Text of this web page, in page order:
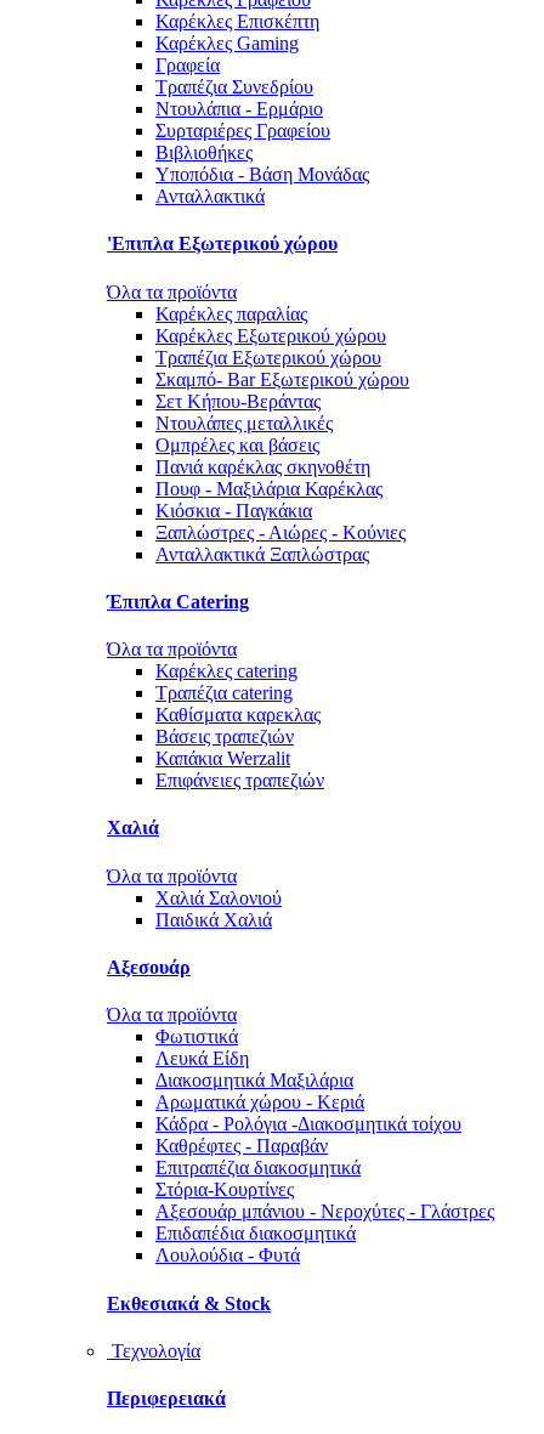
Καρέκλες Επισκέπτη
Καρέκλες Gaming
Γραφεία
Τραπέζια Συνεδρίου
Ντουλάπια - Ερμάριο
Συρταριέρες Γραφείου
Βιβλιοθήκες
Υποπόδια - Βάση Μονάδας
Ανταλλακτικά
'Επιπλα Εξωτερικού χώρου
Όλα τα προϊόντα
Καρέκλες παραλίας
Καρέκλες Εξωτερικού χώρου
Τραπέζια Εξωτερικού χώρου
Σκαμπό- Bar Εξωτερικού χώρου
Σετ Κήπου-Βεράντας
Ντουλάπες μεταλλικές
Ομπρέλες και βάσεις
Πανιά καρέκλας σκηνοθέτη
Πουφ - Μαξιλάρια Καρέκλας
Κιόσκια - Παγκάκια
Ξαπλώστρες - Αιώρες - Κούνιες
Ανταλλακτικά Ξαπλώστρας
Έπιπλα Catering
Όλα τα προϊόντα
Καρέκλες catering
Τραπέζια catering
Καθίσματα καρεκλας
Βάσεις τραπεζιών
Καπάκια Werzalit
Επιφάνειες τραπεζιών
Χαλιά
Όλα τα προϊόντα
Χαλιά Σαλονιού
Παιδικά Χαλιά
Αξεσουάρ
Όλα τα προϊόντα
Φωτιστικά
Λευκά Είδη
Διακοσμητικά Μαξιλάρια
Αρωματικά χώρου - Κεριά
Κάδρα - Ρολόγια -Διακοσμητικά τοίχου
Καθρέφτες - Παραβάν
Επιτραπέζια διακοσμητικά
Στόρια-Κουρτίνες
Αξεσουάρ μπάνιου - Νεροχύτες - Γλάστρες
Επιδαπέδια διακοσμητικά
Λουλούδια - Φυτά
Εκθεσιακά & Stock
Τεχνολογία
Περιφερειακά